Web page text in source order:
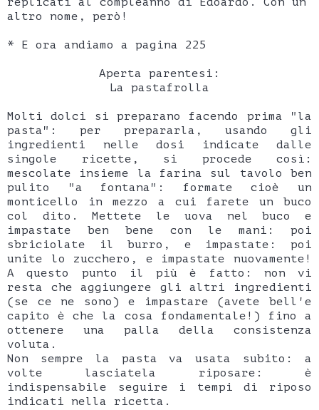
altro nome, però!
* E ora andiamo a pagina 225
Aperta parentesi:
La pastafrolla
Molti dolci si preparano facendo prima "la
pasta": per prepararla, usando gli
ingredienti nelle dosi indicate dalle
singole ricette, si procede così:
mescolate insieme la farina sul tavolo ben
pulito "a fontana": formate cioè un
monticello in mezzo a cui farete un buco
col dito. Mettete le uova nel buco e
impastate ben bene con le mani: poi
sbriciolate il burro, e impastate: poi
unite lo zucchero, e impastate nuovamente!
A questo punto il più è fatto: non vi
resta che aggiungere gli altri ingredienti
(se ce ne sono) e impastare (avete bell'e
capito è che la cosa fondamentale!) fino a
ottenere una palla della consistenza
voluta.
Non sempre la pasta va usata subito: a
volte lasciatela riposare: è
indispensabile seguire i tempi di riposo
indicati nella ricetta.